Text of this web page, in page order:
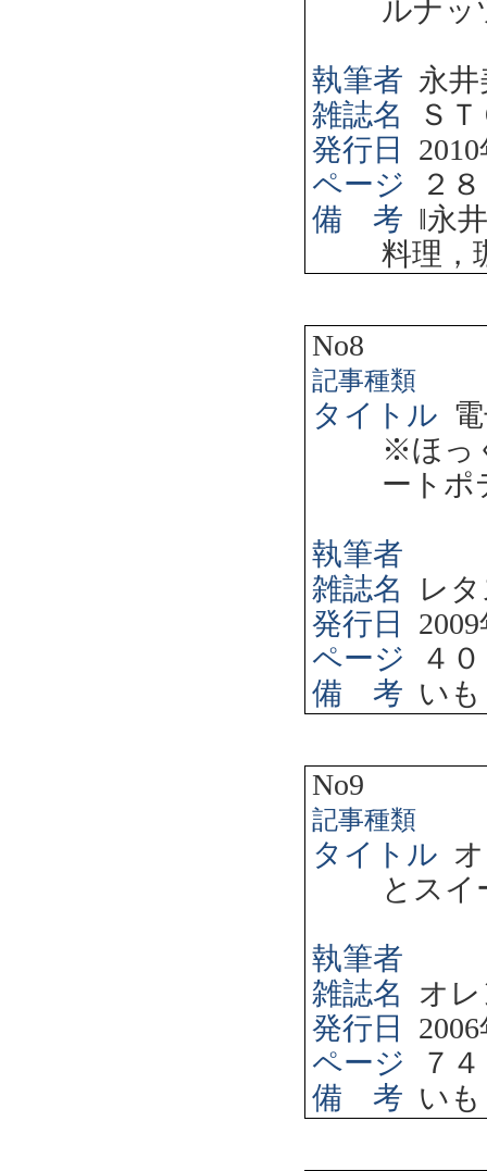
ルナッ
執筆者 永
雑誌名
Ｓ
発行日
2010
ページ
２
備 考 ‖永
料理，
No8
記事種類
タイトル
※ほっ
ートポ
執筆者
雑誌名
レ
発行日
2009
ページ
４
備 考 い
No9
記事種類
タイトル
とス
執筆者
雑誌名
オ
発行日
2006
ページ
７４
備 考 い